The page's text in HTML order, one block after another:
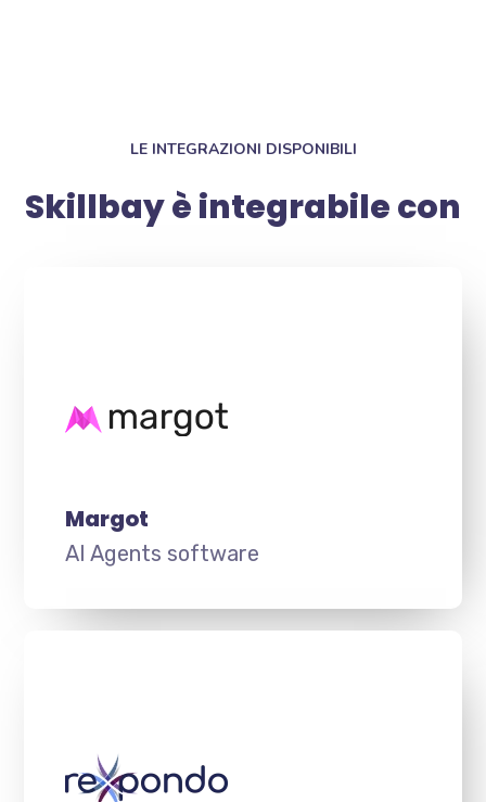
LE INTEGRAZIONI DISPONIBILI
Skillbay è integrabile con
Margot
AI Agents software